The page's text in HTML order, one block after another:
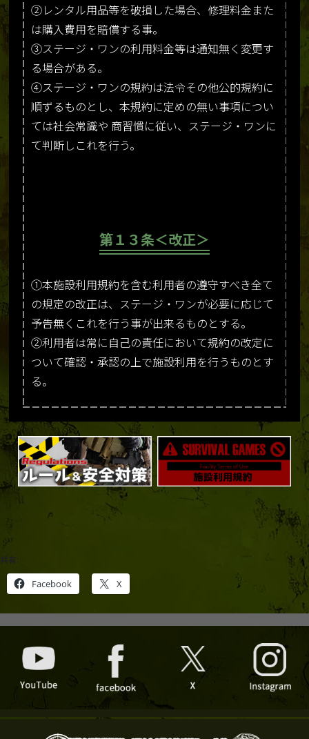
②レンタル用品等を破損した場合、修理料金また
は購入費用を賠償する事。
③ステージ・ワンの利用料金等は通知無く変更す
る場合がある。
④ステージ・ワンの規約は法令その他公的規約に
順ずるものとし、本規約に定めの無い事項につい
ては社会常識や 商習慣に従い、ステージ・ワンに
て判断しこれを行う。
第１３条＜改正＞
①本施設利用規約を含む利用者の遵守すべき全て
の規定の改正は、ステージ・ワンが必要に応じて
予告無くこれを行う事が出来るものとする。
②利用者は常に自己の責任において規約の改定に
ついて確認・承認の上で施設利用を行うものとす
る。
共有:
Facebook X